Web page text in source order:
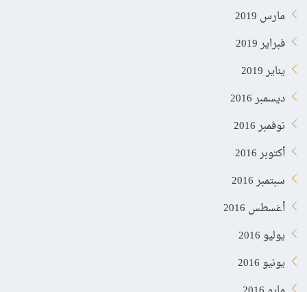
مارس 2019
فبراير 2019
يناير 2019
ديسمبر 2016
نوفمبر 2016
أكتوبر 2016
سبتمبر 2016
أغسطس 2016
يوليو 2016
يونيو 2016